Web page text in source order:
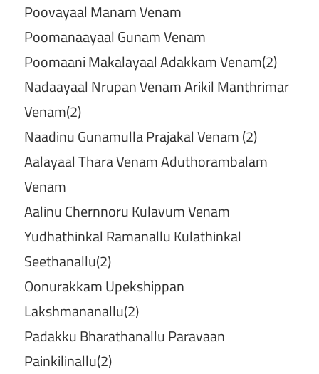
Poovayaal Manam Venam
Poomanaayaal Gunam Venam
Poomaani Makalayaal Adakkam Venam(2)
Nadaayaal Nrupan Venam Arikil Manthrimar
Venam(2)
Naadinu Gunamulla Prajakal Venam (2)
Aalayaal Thara Venam Aduthorambalam
Venam
Aalinu Chernnoru Kulavum Venam
Yudhathinkal Ramanallu Kulathinkal
Seethanallu(2)
Oonurakkam Upekshippan
Lakshmananallu(2)
Padakku Bharathanallu Paravaan
Painkilinallu(2)